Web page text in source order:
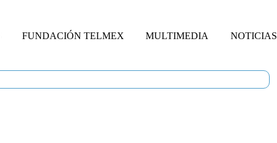
FUNDACIÓN TELMEX MULTIMEDIA NOTICIAS